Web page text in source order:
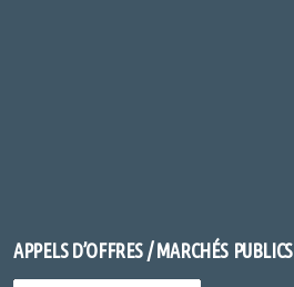
APPELS D’OFFRES / MARCHÉS PUBLICS